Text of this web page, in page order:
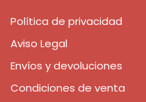
Política de privacidad
Aviso Legal
Envíos y devoluciones
Condiciones de venta